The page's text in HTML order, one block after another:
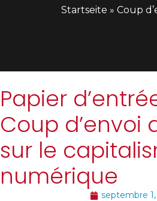
Startseite » Coup d’envoi du débat
Papier
Coup d’envoi
sur le
numérique
septembre